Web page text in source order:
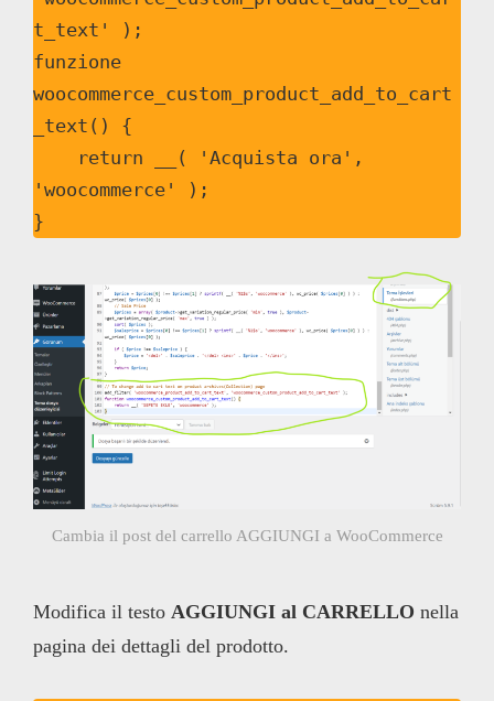
t_text' );
funzione
woocommerce_custom_product_add_to_cart
_text() {
'woocommerce' );
}
Cambia il post del carrello AGGIUNGI a WooCommerce
Modifica il testo AGGIUNGI al CARRELLO nella
pagina dei dettagli del prodotto.